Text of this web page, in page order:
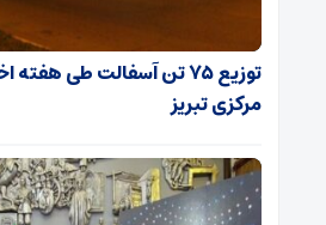
توزیع ۷۵ تن آسفالت طی
مرکزی تبریز